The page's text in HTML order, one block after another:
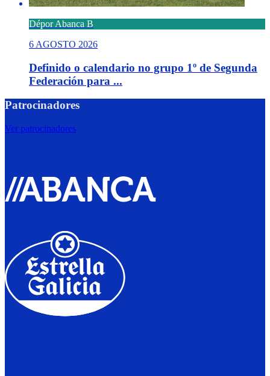
Dépor Abanca B
6 AGOSTO 2026
Definido o calendario no grupo 1º de Segunda
Federación para ...
Patrocinadores
Ver patrocinadores